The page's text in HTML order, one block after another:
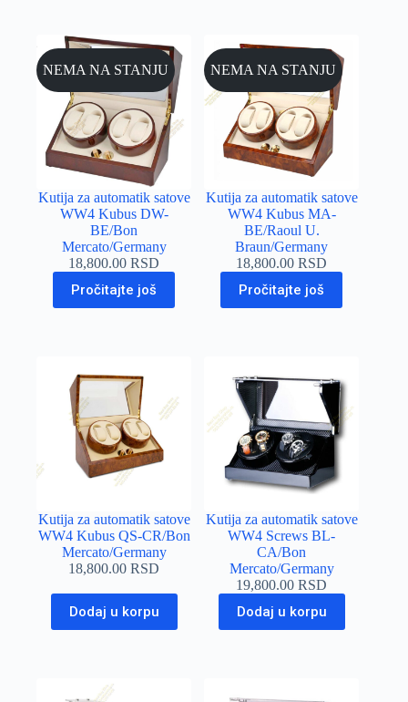
NEMA NA STANJU
Kutija za automatik satove
WW4 Kubus DW-
BE/Bon
Mercato/Germany
18,800.00RSD
Pročitajte još
NEMA NA STANJU
Kutija za automatik satove
WW4 Kubus MA-
BE/Raoul U.
Braun/Germany
18,800.00RSD
Pročitajte još
Kutija za automatik satove
WW4 Kubus QS-CR/Bon
Mercato/Germany
18,800.00RSD
Dodaj u korpu
Kutija za automatik satove
WW4 Screws BL-
CA/Bon
Mercato/Germany
19,800.00RSD
Dodaj u korpu